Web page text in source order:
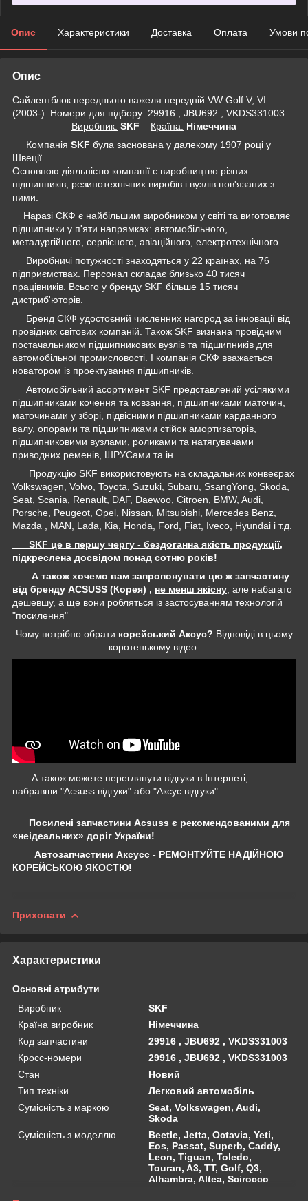
Опис Характеристики Доставка Оплата Умови
Опис
Сайлентблок переднього важеля передній VW Golf V, VI
(2003-). Номери для підбору: 29916 , JBU692 , VKDS331003.
Виробник: SKF Крaїна: Німеччина
Компанія SKF була заснована у далекому 1907 році у
Швеції.
Основною діяльністю компанії є виробництво різних
підшипників, резинотехнічних виробів і вузлів пов'язаних з
ними.
Наразі СКФ є найбільшим виробником у світі та виготовляє
підшипники у п'яти напрямках: автомобільного,
металургійного, сервісного, авіаційного, електротехнічного.
Виробничі потужності знаходяться у 22 країнах, на 76
підприємствах. Персонал складає близько 40 тисяч
працівників. Всього у бренду SKF більше 15 тисяч
дистриб'юторів.
Бренд СКФ удостоєний численних нагород за інновації від
провідних світових компаній. Також SKF визнана провідним
постачальником підшипникових вузлів та підшипників для
автомобільної промисловості. І компанія СКФ вважається
новатором із проектування підшипників.
Автомобільний асортимент SKF представлений усілякими
підшипниками кочення та ковзання, підшипниками маточин,
маточинами у зборі, підвісними підшипниками карданного
валу, опорами та підшипниками стійок амортизаторів,
підшипниковими вузлами, роликами та натягувачами
приводних ременів, ШРУСами та ін.
Продукцію SKF використовують на складальних конвеєрах
Volkswagen, Volvo, Toyota, Suzuki, Subaru, SsangYong, Skoda,
Seat, Scania, Renault, DAF, Daewoo, Citroen, BMW, Audi,
Porsche, Peugeot, Opel, Nissan, Mitsubishi, Mercedes Benz,
Mazda , MAN, Lada, Kia, Honda, Ford, Fiat, Iveco, Hyundai і т.д.
SKF це в першу чергу - бездоганна якість продукції,
підкреслена досвідом понад сотню років!
А також хочемо вам запропонувати цю ж запчастину
від бренду ACSUSS (Корея) , не менш якісну , але набагато
дешевшу, а ще вони робляться із застосуванням технологій
"посилення"
Чому потрібно обрати корейський Аксус? Відповіді в цьому
коротенькому відео:
А також можете переглянути відгуки в Інтернеті,
набравши "Acsuss відгуки" або "Аксус відгуки"
Посилені запчастини Acsuss є рекомендованими для
«неідеальних» доріг України!
Автозапчастини Аксусс - РЕМОНТУЙТЕ НАДІЙНОЮ
КОРЕЙСЬКОЮ ЯКОСТЮ!
Приховати
Характеристики
Основні атрибути
Виробник
SKF
Країна виробник
Німеччина
Код запчастини
29916 , JBU692 , VKDS331003
Кросс-номери
29916 , JBU692 , VKDS331003
Стан
Новий
Тип техніки
Легковий автомобіль
Сумісність з маркою
Seat, Volkswagen, Audi,
Skoda
Сумісність з моделлю
Beetle, Jetta, Octavia, Yeti,
Eos, Passat, Superb, Caddy,
Leon, Tiguan, Toledo,
Touran, A3, TT, Golf, Q3,
Alhambra, Altea, Scirocco